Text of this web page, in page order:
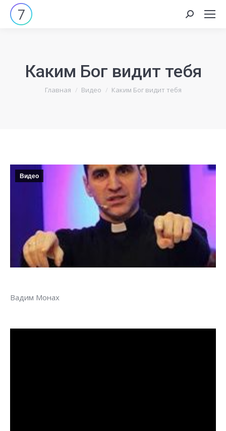
Search:
Каким Бог видит тебя
Вы здесь:
Главная Видео Каким Бог видит тебя
Видео
Вадим Монах